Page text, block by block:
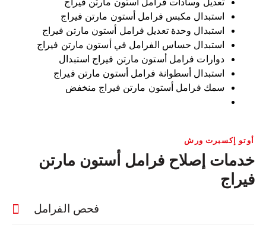
استبدال معزز فرامل أستون مارتن فيراج
تعديل وسادات فرامل أستون مارتن فيراج
استبدال مكبس فرامل أستون مارتن فيراج
استبدال وحدة تعديل فرامل أستون مارتن فيراج
استبدال حساس الفرامل في أستون مارتن فيراج
دوارات فرامل أستون مارتن فيراج استبدال
استبدال أسطوانة فرامل أستون مارتن فيراج
أوتو إكسبرت ورش
خدمات إصلاح فرامل أستون مارتن